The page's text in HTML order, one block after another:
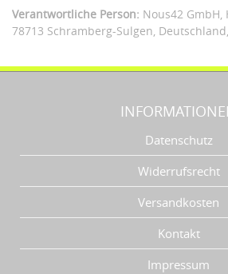
Verantwortliche Person: Nous42 GmbH,
78713 Schramberg-Sulgen, Deutschland,
Datenschutz
Widerrufsrecht
Versandkosten
Kontakt
Impressum